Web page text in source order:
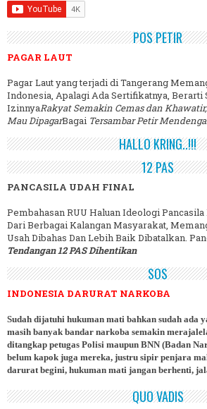
POS PETIR
PAGAR LAUT
Pagar Laut yang terjadi di Tangerang
Indonesia, Apalagi Ada Sertifikatnya, Berarti
IzinnyaRakyat Semakin Cemas dan
Mau DipagarBagai Tersambar Petir
HALLO KRING..!!!
12 PAS
PANCASILA UDAH FINAL
Pembahasan RUU Haluan Ideologi
Dari Berbagai Kalangan Masyarakat,
Usah Dibahas Dan Lebih Baik Dibatalkan.
Tendangan 12 PAS Dihentikan
SOS
INDONESIA DARURAT NARKOBA
Sudah dijatuhi hukuman mati bahkan sudah ada
masih banyak bandar narkoba semakin
ditangkap petugas Polisi maupun BNN (Badan
belum kapok juga mereka, justru sipir penjara
darurat begini, hukuman mati jangan berhenti,
QUO VADIS